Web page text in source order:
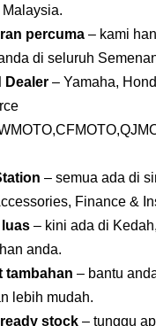
percuma – kami
di seluruh
Dealer – Yamaha,
– semua ada di
Finance &
– kini ada di
anda.
tambahan – bantu
lebih mudah.
stock – tunggu